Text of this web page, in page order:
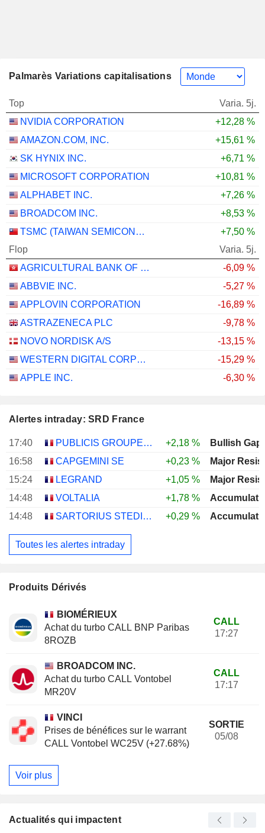
Palmarès Variations capitalisations
Top
Varia. 5j.
NVIDIA CORPORATION
+12,28 %
AMAZON.COM, INC.
+15,61 %
SK HYNIX INC.
+6,71 %
MICROSOFT CORPORATION
+10,81 %
ALPHABET INC.
+7,26 %
BROADCOM INC.
+8,53 %
TSMC (TAIWAN SEMICONDUCTOR MANUFACTURING COMPANY)
+7,50 %
Flop
Varia. 5j.
AGRICULTURAL BANK OF CHINA LIMITED
-6,09 %
ABBVIE INC.
-5,27 %
APPLOVIN CORPORATION
-16,89 %
ASTRAZENECA PLC
-9,78 %
NOVO NORDISK A/S
-13,15 %
WESTERN DIGITAL CORPORATION
-15,29 %
APPLE INC.
-6,30 %
Alertes intraday: SRD France
17:40 PUBLICIS GROUPE S.A. +2,18 %
Bullish Gap
16:58
CAPGEMINI SE +0,23 %
Major
15:24
LEGRAND +1,05 %
Major
14:48
VOLTALIA +1,78 %
14:48
SARTORIUS STEDIM BIOTECH +0,29 %
Toutes les alertes intraday
Produits Dérivés
BIOMÉRIEUX
Achat du turbo CALL BNP Paribas
8ROZB
CALL
17:27
BROADCOM INC.
Achat du turbo CALL Vontobel
MR20V
CALL
17:17
VINCI
Prises de bénéfices sur le warrant
CALL Vontobel WC25V (+27.68%)
SORTIE
05/08
Voir plus
Actualités qui impactent